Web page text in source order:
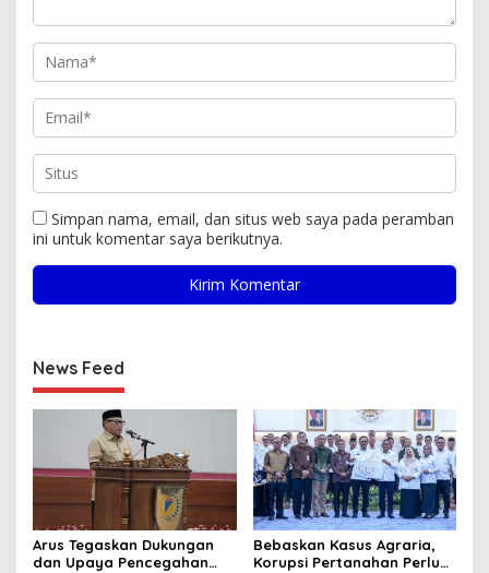
Simpan nama, email, dan situs web saya pada peramban
ini untuk komentar saya berikutnya.
News Feed
Arus Tegaskan Dukungan
dan Upaya Pencegahan
Bebaskan Kasus Agraria,
Korupsi Pertanahan Perlu